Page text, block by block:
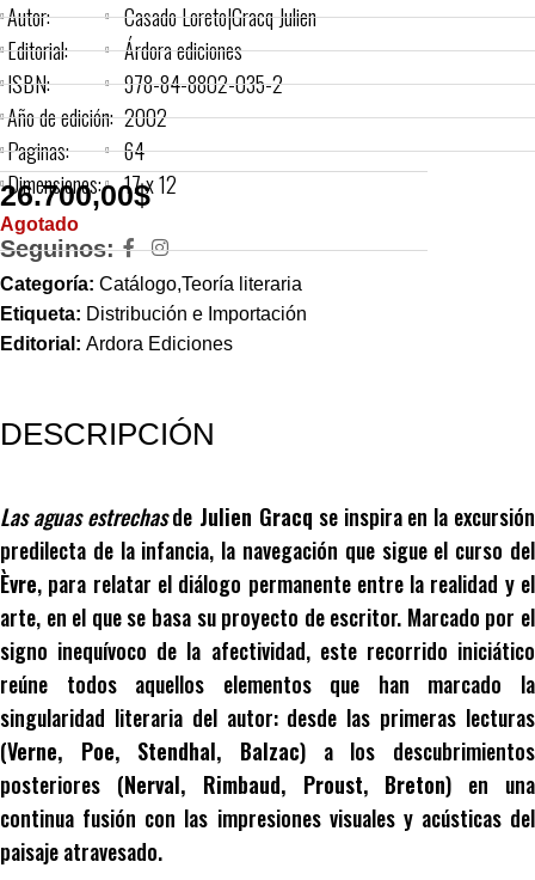
Autor:
Editorial:
ISBN:
Año de edición:
Paginas:
Dimensiones:
Casado Loreto|Gracq Julien
Árdora ediciones
978-84-8802-035-2
2002
64
17 x 12
26.700,00$
Agotado
Seguinos:
Categoría: Catálogo,Teoría literaria
Etiqueta: Distribución e Importación
Editorial: Ardora Ediciones
DESCRIPCIÓN
Las aguas estrechasde Julien Gracq se inspira en la excursión
predilecta de la infancia, la navegación que sigue el curso del
Èvre, para relatar el diálogo permanente entre la realidad y el
arte, en el que se basa su proyecto de escritor. Marcado por el
signo inequívoco de la afectividad, este recorrido iniciático
reúne todos aquellos elementos que han marcado la
singularidad literaria del autor: desde las primeras lecturas
(Verne, Poe, Stendhal, Balzac) a los descubrimientos
posteriores (Nerval, Rimbaud, Proust, Breton) en una
continua fusión con las impresiones visuales y acústicas del
paisaje atravesado.